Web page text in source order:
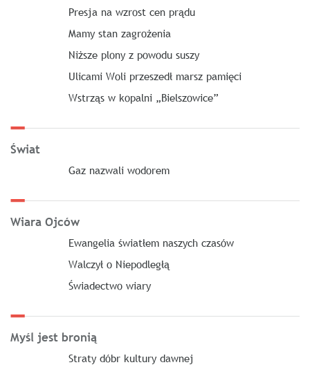
Presja na wzrost cen prądu
Mamy stan zagrożenia
Niższe plony z powodu suszy
Ulicami Woli przeszedł marsz pamięci
Wstrząs w kopalni „Bielszowice”
Świat
Gaz nazwali wodorem
Wiara Ojców
Ewangelia światłem naszych czasów
Walczył o Niepodległą
Świadectwo wiary
Myśl jest bronią
Straty dóbr kultury dawnej